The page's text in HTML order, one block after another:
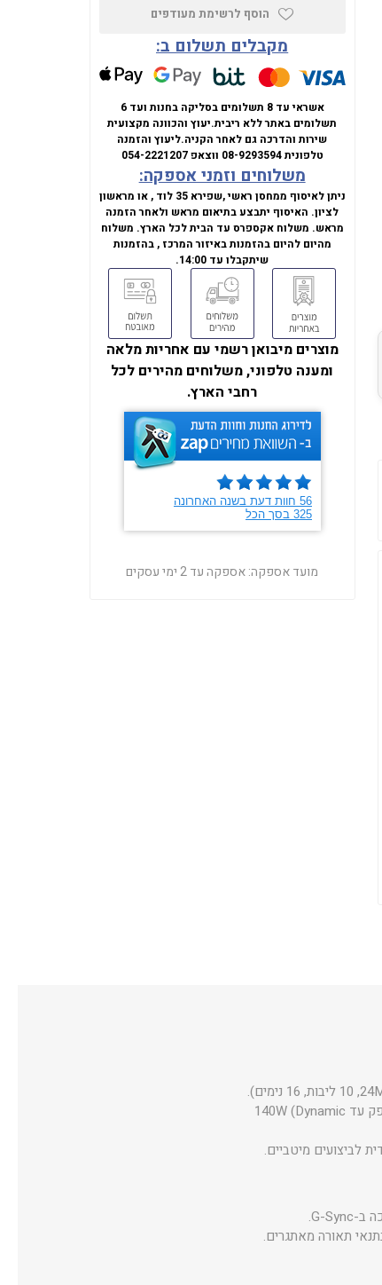
הוסף לרשימת מעודפים
מקבלים תשלום ב:
אשראי עד 8 תשלומים בסליקה בחנות ועד 6
תשלומים באתר ללא ריבית.יעוץ והכוונה מקצועית
שירות והדרכה גם לאחר הקניה.ליעוץ והזמנה
טלפונית08-9293594 ווצאפ054-2221207
משלוחים וזמני אספקה:
ניתן לאיסוף ממחסן ראשי ,שפירא 35 לוד , או מראשון
לציון. האיסוף יתבצע בתיאום מראש ולאחר הזמנה
מראש. משלוח אקספרס עד הבית לכל הארץ. משלוח
מהיום להיום בהזמנות באיזור המרכז , בהזמנות
שיתקבלו עד 14:00.
מוצרים מיבואן רשמי עם אחריות מלאה
ומענה טלפוני, משלוחים מהירים לכל
רחבי הארץ.
מועד אספקה:אספקה עד 2 ימי עסקים
עם 6GB GDDR6, תדר עד 2420MHz והספק עד 140W (Dynamic